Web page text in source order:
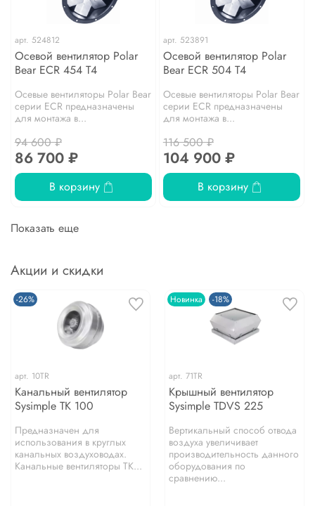
арт. 524812
Осевой вентилятор Polar
Bear ECR 454 T4
Осевые вентиляторы Polar Bear
серии ЕCR предназначены
для монтажа в...
94 600 ₽
86 700 ₽
В корзину
арт. 523891
Осевой вентилятор Polar
Bear ECR 504 T4
Осевые вентиляторы Polar Bear
серии ЕCR предназначены
для монтажа в...
116 500 ₽
104 900 ₽
В корзину
Показать еще
Акции и скидки
-26%
арт. 10TR
Канальный вентилятор
Sysimple TK 100
Предназначен для
использования в круглых
канальных воздуховодах.
Канальные вентиляторы TK...
Новинка -18%
арт. 71TR
Крышный вентилятор
Sysimple TDVS 225
Вертикальный способ отвода
воздуха увеличивает
производительность данного
оборудования по
сравнению...